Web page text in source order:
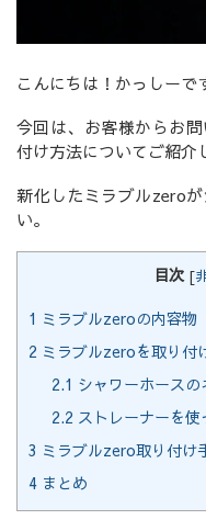
こんにちは！かっしーで
今回は、お客様からお
付け方法についてご紹介
新化したミラブルzero
い。
目次 [
1 ミラブルzeroの内容物
2 ミラブルzeroを取り付
2.1 シャワーホース
2.2 ストレーナーを
3 ミラブルzero取り付け
4 まとめ